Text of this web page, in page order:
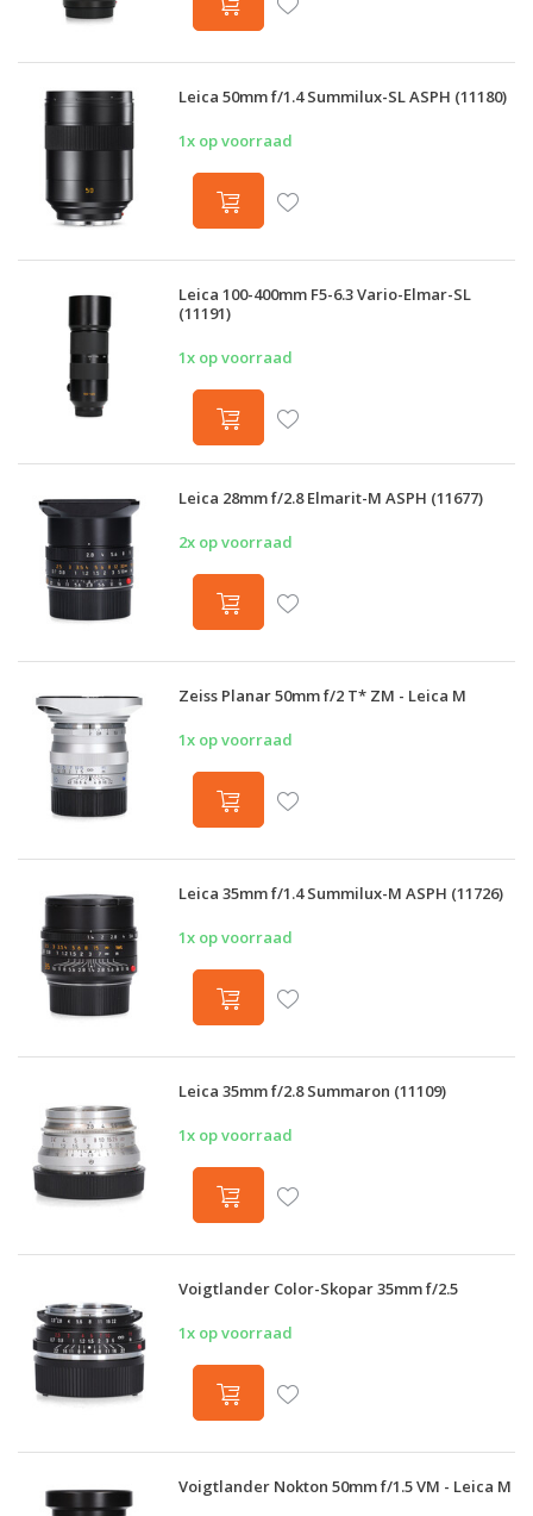
Leica 50mm f/1.4 Summilux-SL ASPH (11180)
1x op voorraad
Leica 100-400mm F5-6.3 Vario-Elmar-SL
(11191)
1x op voorraad
Leica 28mm f/2.8 Elmarit-M ASPH (11677)
2x op voorraad
Zeiss Planar 50mm f/2 T* ZM - Leica M
1x op voorraad
Leica 35mm f/1.4 Summilux-M ASPH (11726)
1x op voorraad
Leica 35mm f/2.8 Summaron (11109)
1x op voorraad
Voigtlander Color-Skopar 35mm f/2.5
1x op voorraad
Voigtlander Nokton 50mm f/1.5 VM - Leica M